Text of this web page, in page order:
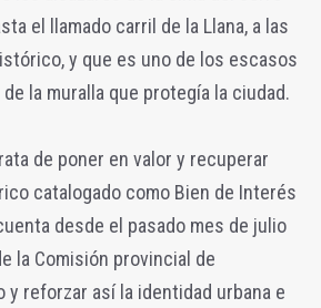
el llamado carril de la Llana, a las
y que es uno de los escasos
la muralla que protegía la ciudad.
de poner en valor y recuperar
catalogado como Bien de Interés
desde el pasado mes de julio
la Comisión provincial de
reforzar así la identidad urbana e